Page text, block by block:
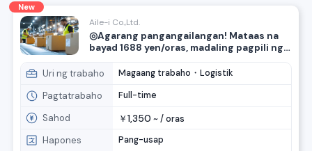
New
Aile-i Co.,Ltd.
◎Agarang pangangailangan! Mataas na
bayad 1688 yen/oras, madaling pagpili ng
Heiwajima Distribution Center Station,
Uri ng trabaho Magaang trabaho・Logistik
Pagtatrabaho Full-time
Sahod ￥1,350 ~ /oras
Hapones Pang-usap